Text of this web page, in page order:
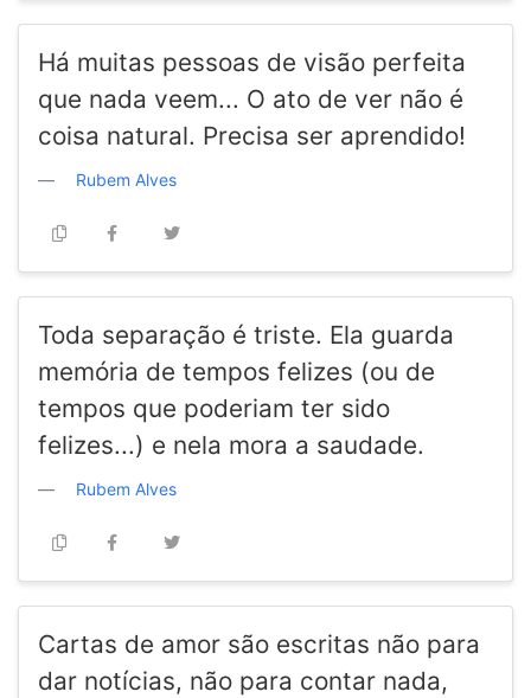
Há muitas pessoas de visão perfeita
que nada veem... O ato de ver não é
coisa natural. Precisa ser aprendido!
Rubem Alves
Toda separação é triste. Ela guarda
memória de tempos felizes (ou de
tempos que poderiam ter sido
felizes...) e nela mora a saudade.
Rubem Alves
Cartas de amor são escritas não para
dar notícias, não para contar nada,